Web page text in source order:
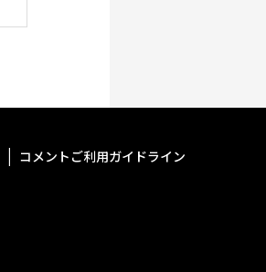
コメントご利用ガイドライン